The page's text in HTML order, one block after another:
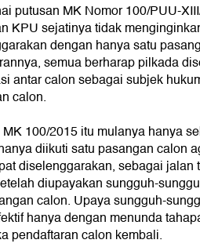
putusan MK Nomor 100/PUU-
KPU sejatinya tidak
dengan hanya satu
semua berharap pilkada
antar calon sebagai subjek
calon.
100/2015 itu mulanya hanya
diikuti satu pasangan calon
diselenggarakan, sebagai jalan
diupayakan sungguh-
calon. Upaya sungguh-
hanya dengan menunda
pendaftaran calon kembali.